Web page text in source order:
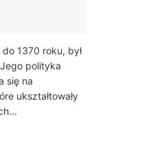
1370 roku, był
polityka
się na
ukształtowały